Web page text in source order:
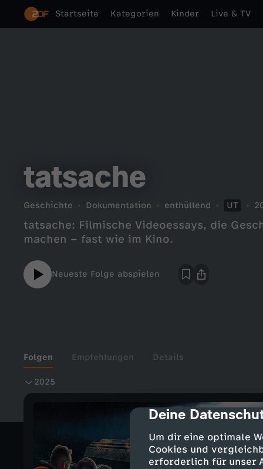
cmp-dialog-
Deine
Um dir eine optimale
Cookies und
erforderlich für unser
Startseite Kategorien Kinder Live & TV
tatsache
Geschichte Dokumentation enthüllend UT
tatsache: Filmische Videoessays, die
machen – fast wie im Kino.
Neueste Folge abspielen
Folgen Empfehlungen Details
2025
2